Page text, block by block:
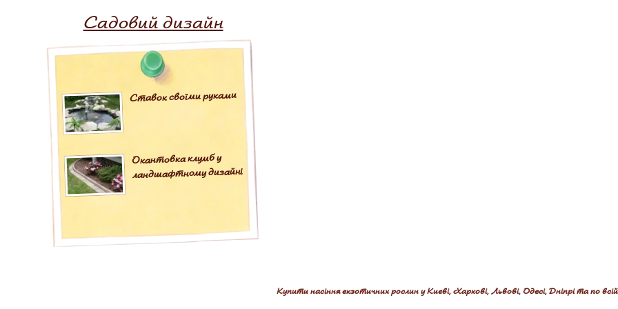
Садовий дизайн
Ставок своїми руками
Окантовка клумб у
ландшафтному дизайні
Купити насіння екзотичних рослин у Києві, Харкові, Львові, Одесі, Дніпрі та по всій